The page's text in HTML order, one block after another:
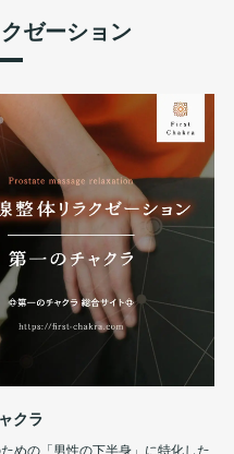
ゼーション
クラ
めの「男性の下半身」に特化した